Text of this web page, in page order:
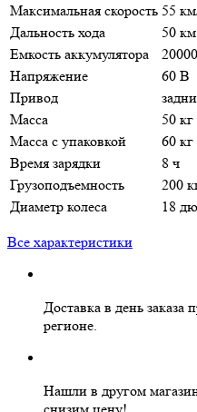
Максимальная скорость 55
Дальность хода
50 км
Емкость аккумулятора
Напряжение
60 В
Привод
Масса
50 кг
Масса с упаковкой
60 кг
Время зарядки
8 ч
Грузоподъемность
200
Диаметр колеса
18
Все характеристики
Доставка в день заказа
регионе.
Нашли в другом